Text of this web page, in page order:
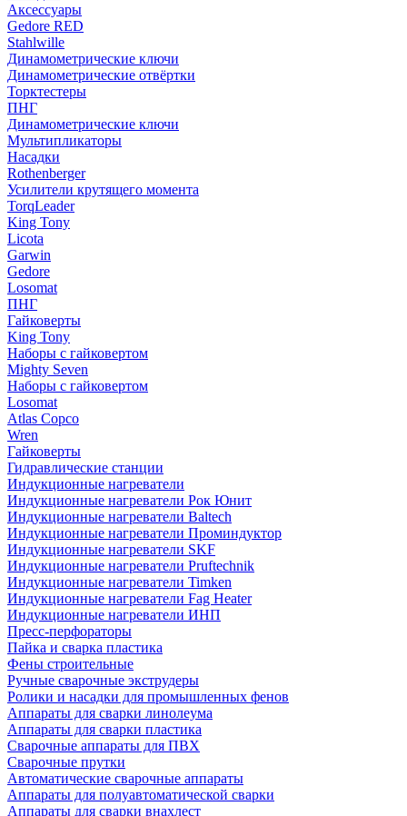
Аксессуары
Gedore RED
Stahlwille
Динамометрические ключи
Динамометрические отвёртки
Торктестеры
ПНГ
Динамометрические ключи
Мультипликаторы
Насадки
Rothenberger
Усилители крутящего момента
TorqLeader
King Tony
Licota
Garwin
Gedore
Losomat
ПНГ
Гайковерты
King Tony
Наборы с гайковертом
Mighty Seven
Наборы с гайковертом
Losomat
Atlas Copco
Wren
Гайковерты
Гидравлические станции
Индукционные нагреватели
Индукционные нагреватели Рок Юнит
Индукционные нагреватели Baltech
Индукционные нагреватели Проминдуктор
Индукционные нагреватели SKF
Индукционные нагреватели Pruftechnik
Индукционные нагреватели Timken
Индукционные нагреватели Fag Heater
Индукционные нагреватели ИНП
Пресс-перфораторы
Пайка и сварка пластика
Фены строительные
Ручные сварочные экструдеры
Ролики и насадки для промышленных фенов
Аппараты для сварки линолеума
Аппараты для сварки пластика
Сварочные аппараты для ПВХ
Сварочные прутки
Автоматические сварочные аппараты
Аппараты для полуавтоматической сварки
Аппараты для сварки внахлест